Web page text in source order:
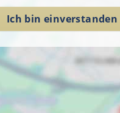
Ich bin einverstanden